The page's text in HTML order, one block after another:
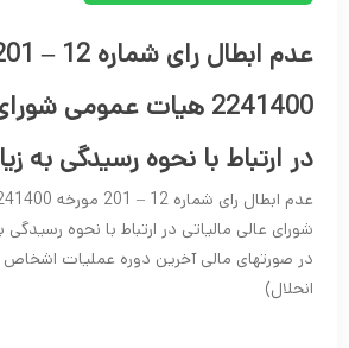
2241400 هیات عمومی
در ارتباط با نحوه رسیدگی به
شورای عالی مالیاتی در ارتباط با نحوه رسیدگی
در صورتهای مالی آخرین دوره عملیات
انحلال)